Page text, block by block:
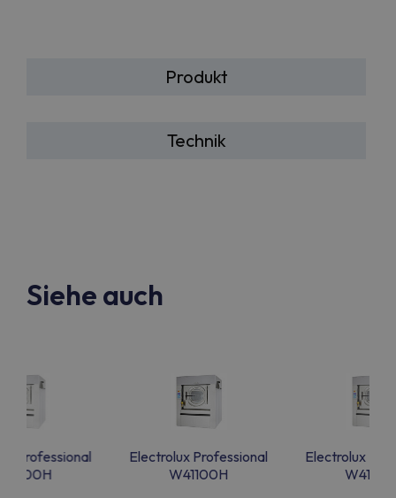
Produkt
Technik
Siehe auch
Professional
Electrolux Professional
W41100H
Electrolux